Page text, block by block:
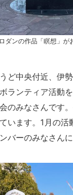
ダンの作品「瞑想」が
ど中央付近、伊
ランティア活動
のみなさんです
います。1月の活
バーのみなさん